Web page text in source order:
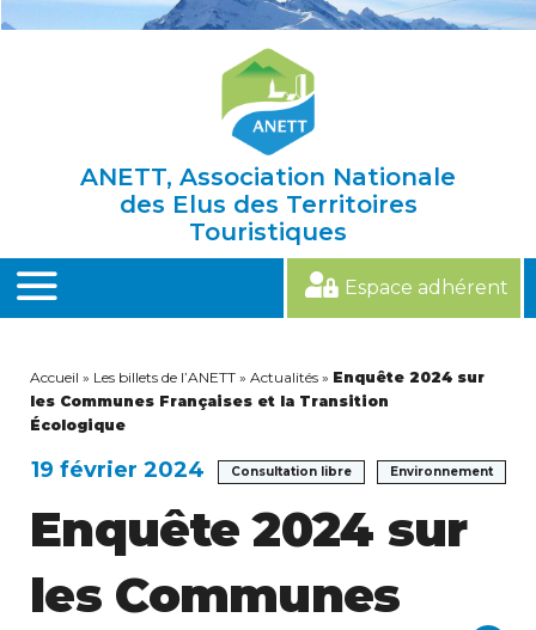
ANETT, Association Nationale
des Elus des Territoires
Touristiques
MENU
Espace adhérent
Accueil » Les billets de l’ANETT » Actualités » Enquête 2024 sur
les Communes Françaises et la Transition
Écologique
19 février 2024 Consultation libre Environnement
Enquête 2024 sur
les Communes